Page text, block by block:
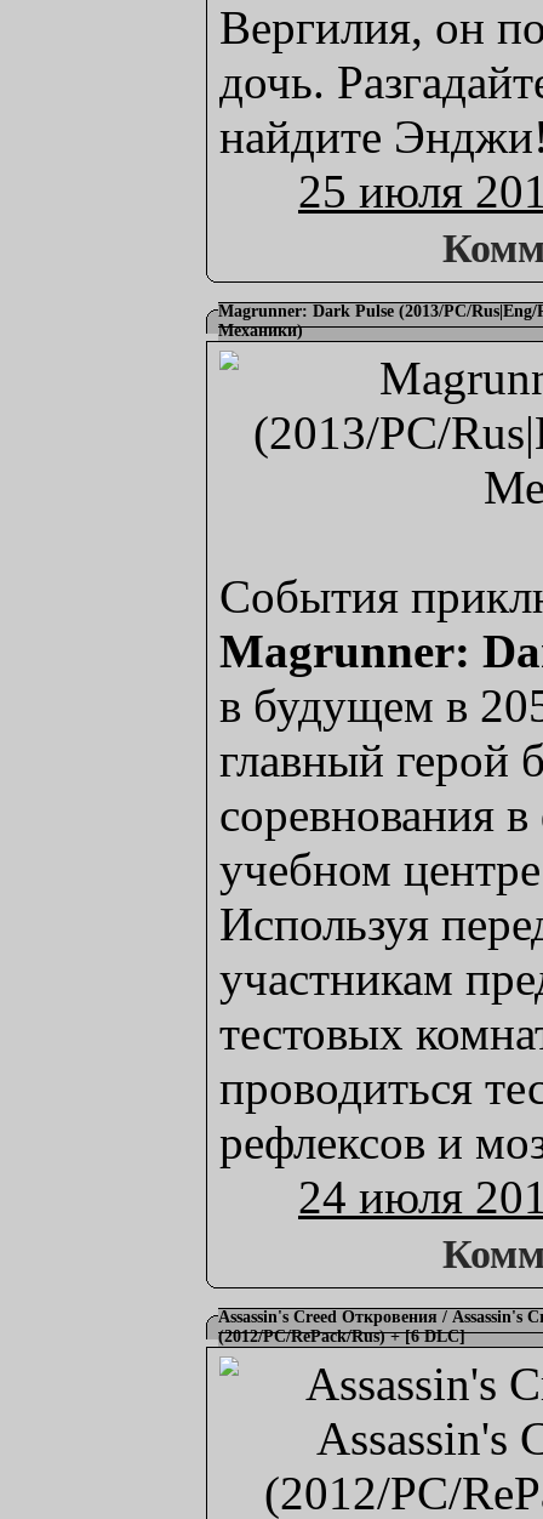
Вергилия, он
дочь.
найдите
25 июля
Magrunner: Dark Pulse (2013/PC/Rus|Eng/
Механики)
События
Magrunner:
в будущем в
главный герой
соревнования
учебном
Используя
участникам
тестовых
проводиться
рефлексов и
24 июля
Assassin's Creed Откровения / Assassin's
(2012/PC/RePack/Rus) + [6 DLC]